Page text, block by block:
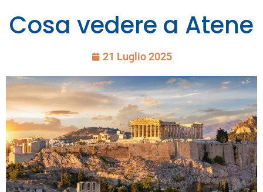
Cosa vedere a Atene
21 Luglio 2025